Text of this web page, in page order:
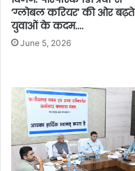
‘ग्लोबल करियर’ की ओर बढ़ते
युवाओं के कदम….
June 5, 2026